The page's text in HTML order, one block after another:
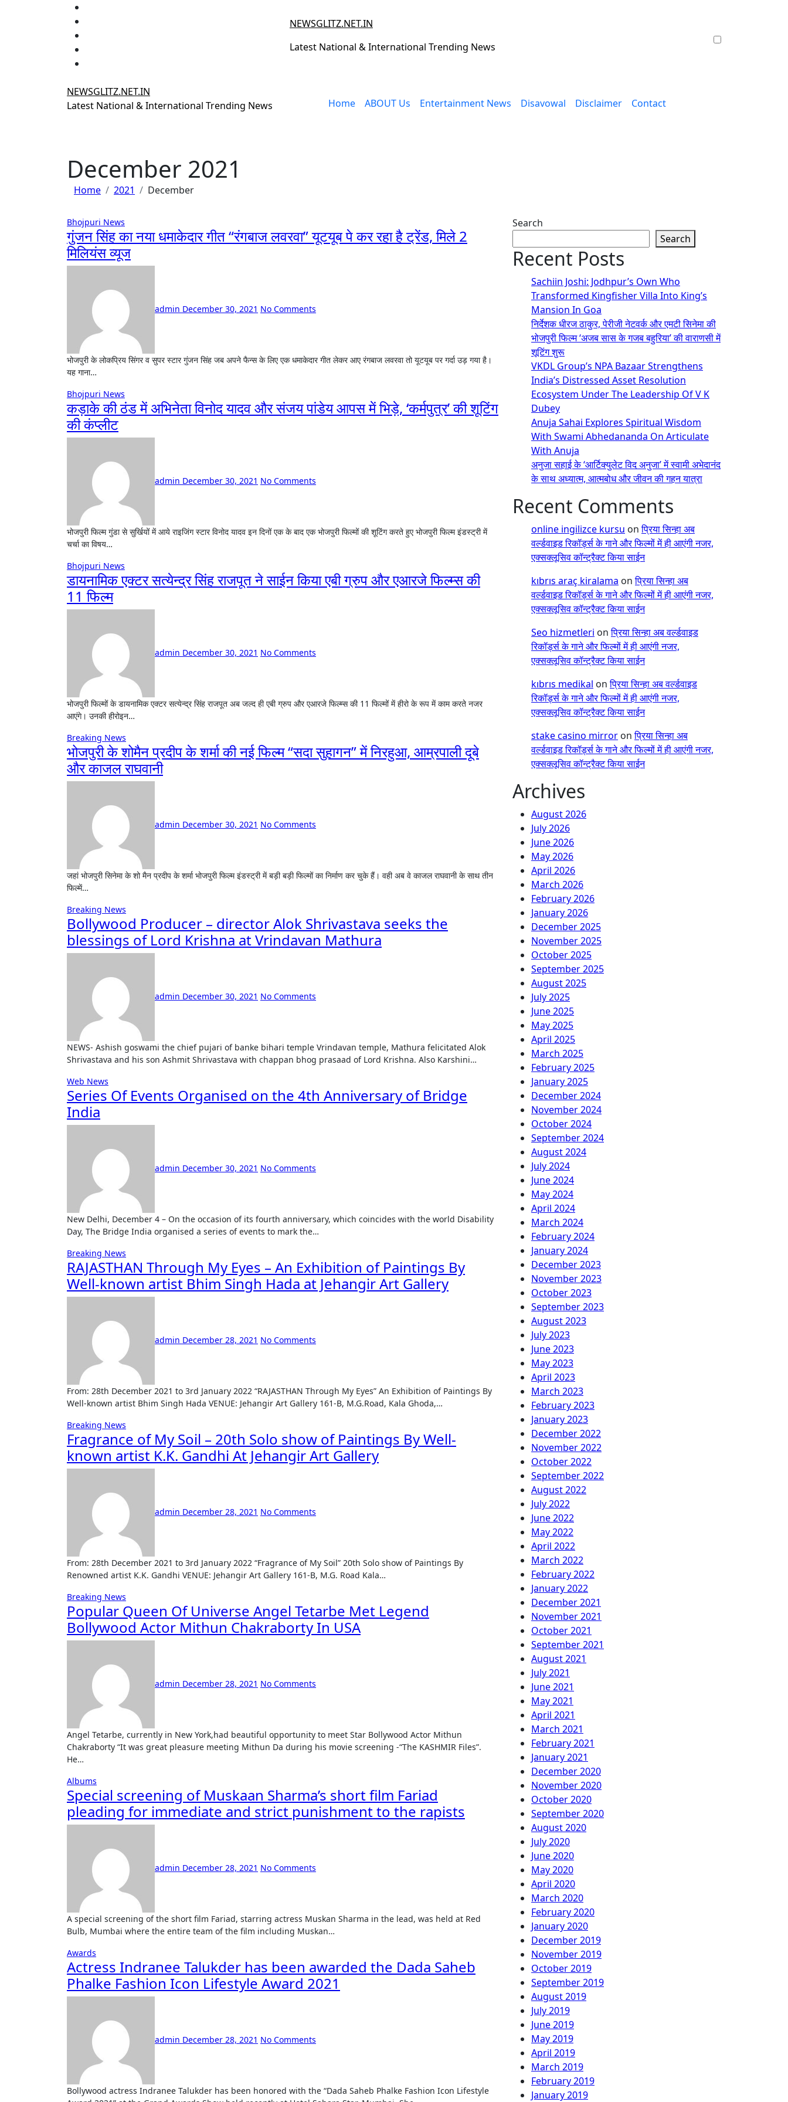
NEWSGLITZ.NET.IN
Latest National & International Trending News
NEWSGLITZ.NET.IN
Latest National & International Trending News
Home ABOUT Us Entertainment News Disavowal Disclaimer Contact
December 2021
Home 2021 December
Bhojpuri News
गुंजन सिंह का नया धमाकेदार गीत “रंगबाज लवरवा” यूटयूब पे कर रहा है ट्रेंड, मिले 2
मिलियंस व्यूज
admin December 30, 2021 No Comments
भोजपुरी के लोकप्रिय सिंगर व सुपर स्टार गुंजन सिंह जब अपने फैन्स के लिए एक धमाकेदार गीत लेकर आए रंगबाज लवरवा तो यूटयूब पर गर्दा उड़ गया है।
यह गाना…
Bhojpuri News
कड़ाके की ठंड में अभिनेता विनोद यादव और संजय पांडेय आपस में भिड़े, ‘कर्मपुत्र’ की शूटिंग
की कंप्लीट
admin December 30, 2021 No Comments
भोजपुरी फिल्म गुंडा से सुर्खियों में आये राइजिंग स्टार विनोद यादव इन दिनों एक के बाद एक भोजपुरी फिल्मों की शूटिंग करते हुए भोजपुरी फिल्म इंडस्ट्री में
चर्चा का विषय…
Bhojpuri News
डायनामिक एक्टर सत्येन्द्र सिंह राजपूत ने साईन किया एबी ग्रुप और एआरजे फिल्म्स की
11 फिल्म
admin December 30, 2021 No Comments
भोजपुरी फिल्मों के डायनामिक एक्टर सत्येन्द्र सिंह राजपूत अब जल्द ही एबी ग्रुप और एआरजे फिल्म्स की 11 फिल्मों में हीरो के रूप में काम करते नजर
आएंगे। उनकी हीरोइन…
Breaking News
भोजपुरी के शोमैन प्रदीप के शर्मा की नई फिल्म “सदा सुहागन” में निरहुआ, आम्रपाली दूबे
और काजल राघवानी
admin December 30, 2021 No Comments
जहां भोजपुरी सिनेमा के शो मैन प्रदीप के शर्मा भोजपुरी फिल्म इंडस्ट्री में बड़ी बड़ी फिल्मों का निर्माण कर चुके हैं। वही अब वे काजल राघवानी के साथ तीन
फिल्में…
Breaking News
Bollywood Producer – director Alok Shrivastava seeks the
blessings of Lord Krishna at Vrindavan Mathura
admin December 30, 2021 No Comments
NEWS- Ashish goswami the chief pujari of banke bihari temple Vrindavan temple, Mathura felicitated Alok
Shrivastava and his son Ashmit Shrivastava with chappan bhog prasaad of Lord Krishna. Also Karshini…
Web News
Series Of Events Organised on the 4th Anniversary of Bridge
India
admin December 30, 2021 No Comments
New Delhi, December 4 – On the occasion of its fourth anniversary, which coincides with the world Disability
Day, The Bridge India organised a series of events to mark the…
Breaking News
RAJASTHAN Through My Eyes – An Exhibition of Paintings By
Well-known artist Bhim Singh Hada at Jehangir Art Gallery
admin December 28, 2021 No Comments
From: 28th December 2021 to 3rd January 2022 “RAJASTHAN Through My Eyes” An Exhibition of Paintings By
Well-known artist Bhim Singh Hada VENUE: Jehangir Art Gallery 161-B, M.G.Road, Kala Ghoda,…
Breaking News
Fragrance of My Soil – 20th Solo show of Paintings By Well-
known artist K.K. Gandhi At Jehangir Art Gallery
admin December 28, 2021 No Comments
From: 28th December 2021 to 3rd January 2022 “Fragrance of My Soil” 20th Solo show of Paintings By
Renowned artist K.K. Gandhi VENUE: Jehangir Art Gallery 161-B, M.G. Road Kala…
Breaking News
Popular Queen Of Universe Angel Tetarbe Met Legend
Bollywood Actor Mithun Chakraborty In USA
admin December 28, 2021 No Comments
Angel Tetarbe, currently in New York,had beautiful opportunity to meet Star Bollywood Actor Mithun
Chakraborty “It was great pleasure meeting Mithun Da during his movie screening -“The KASHMIR Files”.
He…
Albums
Special screening of Muskaan Sharma’s short film Fariad
pleading for immediate and strict punishment to the rapists
admin December 28, 2021 No Comments
A special screening of the short film Fariad, starring actress Muskan Sharma in the lead, was held at Red
Bulb, Mumbai where the entire team of the film including Muskan…
Awards
Actress Indranee Talukder has been awarded the Dada Saheb
Phalke Fashion Icon Lifestyle Award 2021
admin December 28, 2021 No Comments
Bollywood actress Indranee Talukder has been honored with the “Dada Saheb Phalke Fashion Icon Lifestyle
Search
Search
Recent Posts
Sachiin Joshi: Jodhpur’s Own Who
Transformed Kingfisher Villa Into King’s
Mansion In Goa
निर्देशक धीरज ठाकुर, पेरीजी नेटवर्क और एमटी सिनेमा की
भोजपुरी फिल्म ‘अजब सास के गजब बहुरिया’ की वाराणसी में
शूटिंग शुरू
VKDL Group’s NPA Bazaar Strengthens
India’s Distressed Asset Resolution
Ecosystem Under The Leadership Of V K
Dubey
Anuja Sahai Explores Spiritual Wisdom
With Swami Abhedananda On Articulate
With Anuja
अनुजा सहाई के ‘आर्टिक्युलेट विद अनुजा’ में स्वामी अभेदानंद
के साथ अध्यात्म, आत्मबोध और जीवन की गहन यात्रा
Recent Comments
online ingilizce kursu onप्रिया सिन्हा अब
वर्ल्डवाइड रिकॉर्ड्स के गाने और फिल्मों में ही आएंगी नजर,
एक्सक्लूसिव कॉन्ट्रैक्ट किया साईन
kıbrıs araç kiralama onप्रिया सिन्हा अब
वर्ल्डवाइड रिकॉर्ड्स के गाने और फिल्मों में ही आएंगी नजर,
एक्सक्लूसिव कॉन्ट्रैक्ट किया साईन
Seo hizmetleri onप्रिया सिन्हा अब वर्ल्डवाइड
रिकॉर्ड्स के गाने और फिल्मों में ही आएंगी नजर,
एक्सक्लूसिव कॉन्ट्रैक्ट किया साईन
kıbrıs medikal onप्रिया सिन्हा अब वर्ल्डवाइड
रिकॉर्ड्स के गाने और फिल्मों में ही आएंगी नजर,
एक्सक्लूसिव कॉन्ट्रैक्ट किया साईन
stake casino mirror onप्रिया सिन्हा अब
वर्ल्डवाइड रिकॉर्ड्स के गाने और फिल्मों में ही आएंगी नजर,
एक्सक्लूसिव कॉन्ट्रैक्ट किया साईन
Archives
August 2026
July 2026
June 2026
May 2026
April 2026
March 2026
February 2026
January 2026
December 2025
November 2025
October 2025
September 2025
August 2025
July 2025
June 2025
May 2025
April 2025
March 2025
February 2025
January 2025
December 2024
November 2024
October 2024
September 2024
August 2024
July 2024
June 2024
May 2024
April 2024
March 2024
February 2024
January 2024
December 2023
November 2023
October 2023
September 2023
August 2023
July 2023
June 2023
May 2023
April 2023
March 2023
February 2023
January 2023
December 2022
November 2022
October 2022
September 2022
August 2022
July 2022
June 2022
May 2022
April 2022
March 2022
February 2022
January 2022
December 2021
November 2021
October 2021
September 2021
August 2021
July 2021
June 2021
May 2021
April 2021
March 2021
February 2021
January 2021
December 2020
November 2020
October 2020
September 2020
August 2020
July 2020
June 2020
May 2020
April 2020
March 2020
February 2020
January 2020
December 2019
November 2019
October 2019
September 2019
August 2019
July 2019
June 2019
May 2019
April 2019
March 2019
February 2019
January 2019